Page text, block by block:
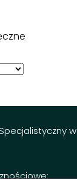
23.12.2025 r.
w